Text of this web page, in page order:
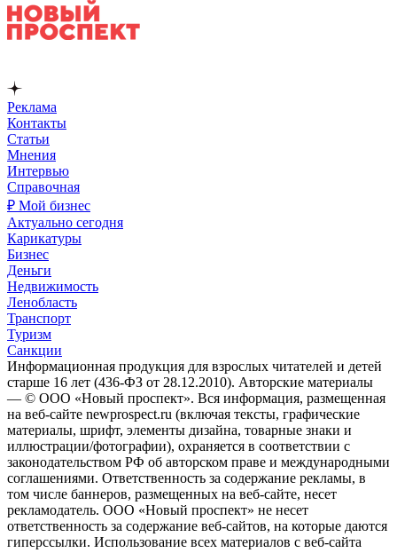
Реклама
Контакты
Статьи
Мнения
Интервью
Справочная
₽ Мой бизнес
Актуально сегодня
Карикатуры
Бизнес
Деньги
Недвижимость
Ленобласть
Транспорт
Туризм
Санкции
Информационная продукция для взрослых читателей и детей
старше 16 лет (436-ФЗ от 28.12.2010). Авторские материалы
— © ООО «Новый проспект». Вся информация, размещенная
на веб-сайте newprospect.ru (включая тексты, графические
материалы, шрифт, элементы дизайна, товарные знаки и
иллюстрации/фотографии), охраняется в соответствии с
законодательством РФ об авторском праве и международными
соглашениями. Ответственность за содержание рекламы, в
том числе баннеров, размещенных на веб-сайте, несет
рекламодатель. ООО «Новый проспект» не несет
ответственность за содержание веб-сайтов, на которые даются
гиперссылки. Использование всех материалов с веб-сайта